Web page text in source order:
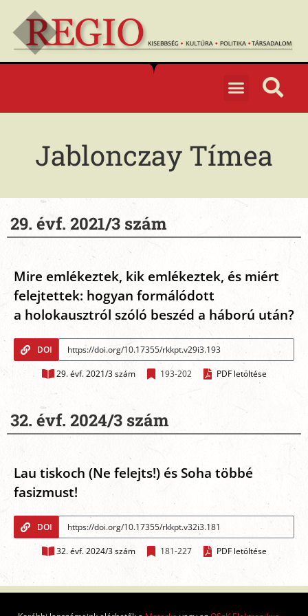
Jablonczay Tímea
29. évf. 2021/3 szám
Mire emlékeztek, kik emlékeztek, és miért
felejtettek: hogyan formálódott
a holokausztról szóló beszéd a háború után?
DOI
29. évf. 2021/3 szám 193-202 PDF letöltése
32. évf. 2024/3 szám
Lau tiskoch (Ne felejts!) és Soha többé
fasizmust!
DOI
32. évf. 2024/3 szám 181-227 PDF letöltése